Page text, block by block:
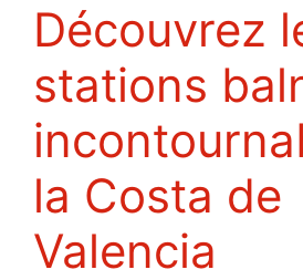
Découvrez les
stations
la Costa de
Valencia